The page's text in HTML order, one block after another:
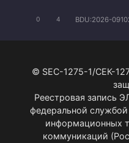
0 4 BDU:2026-
© SEC-1275-1/СЕК-
Реестровая запись
федеральной службой
информационных
коммуникаций